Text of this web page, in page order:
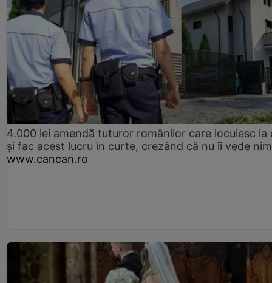
4.000 lei amendă tuturor românilor care locuiesc la
și fac acest lucru în curte, crezând că nu îi vede
www.cancan.ro